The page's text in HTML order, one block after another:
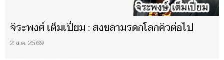
จิระพงศ์ เต็มเปี่ยม : สงขลามรดกโลกคิวต่อไป
2 ส.ค. 2569